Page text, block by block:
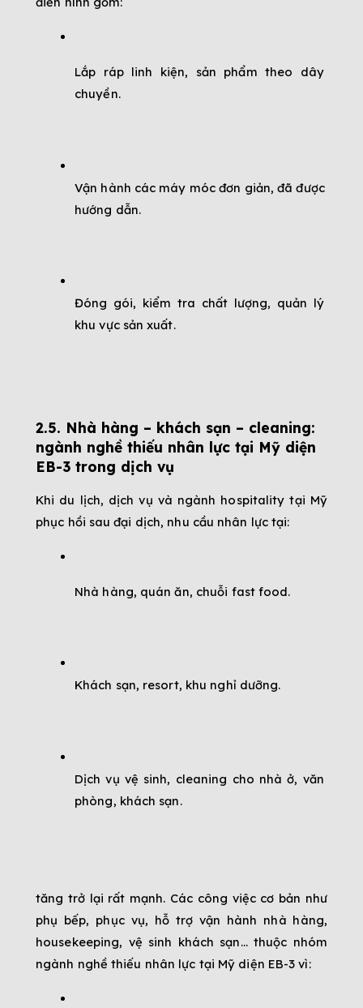
Lắp ráp linh kiện, sản phẩm theo dây
chuyền.
Vận hành các máy móc đơn giản, đã được
hướng dẫn.
Đóng gói, kiểm tra chất lượng, quản lý
khu vực sản xuất.
2.5. Nhà hàng – khách sạn – cleaning:
ngành nghề thiếu nhân lực tại Mỹ diện
EB-3 trong dịch vụ
Khi du lịch, dịch vụ và ngành hospitality tại Mỹ
phục hồi sau đại dịch, nhu cầu nhân lực tại:
Nhà hàng, quán ăn, chuỗi fast food.
Khách sạn, resort, khu nghỉ dưỡng.
Dịch vụ vệ sinh, cleaning cho nhà ở, văn
phòng, khách sạn.
tăng trở lại rất mạnh. Các công việc cơ bản như
phụ bếp, phục vụ, hỗ trợ vận hành nhà hàng,
housekeeping, vệ sinh khách sạn… thuộc nhóm
ngành nghề thiếu nhân lực tại Mỹ diện EB-3 vì: